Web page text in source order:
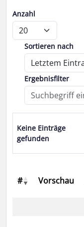
Anzahl
Sortieren nach
Ergebnisfilter
Keine Einträge
gefunden
# Vorschau